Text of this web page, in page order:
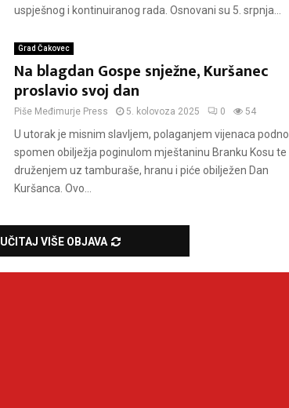
uspješnog i kontinuiranog rada. Osnovani su 5. srpnja...
Grad Čakovec
Na blagdan Gospe snježne, Kuršanec
proslavio svoj dan
Piše Međimurje Press 5. kolovoza 2025 0 54
U utorak je misnim slavljem, polaganjem vijenaca podno
spomen obilježja poginulom mještaninu Branku Kosu te
druženjem uz tamburaše, hranu i piće obilježen Dan
Kuršanca. Ovo...
UČITAJ VIŠE OBJAVA